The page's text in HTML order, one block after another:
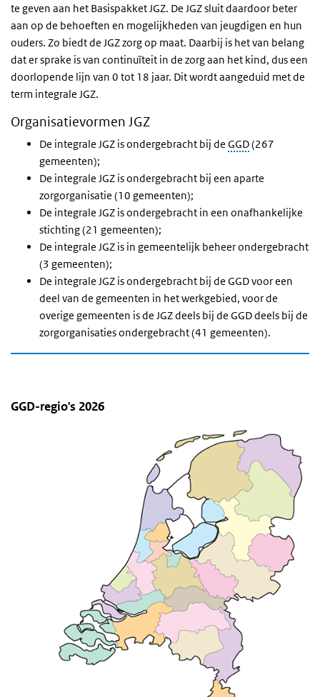
te geven aan het Basispakket JGZ. De JGZ sluit daardoor beter
aan op de behoeften en mogelijkheden van jeugdigen en hun
ouders. Zo biedt de JGZ zorg op maat. Daarbij is het van belang
dat er sprake is van continuïteit in de zorg aan het kind, dus een
doorlopende lijn van 0 tot 18 jaar. Dit wordt aangeduid met de
term integrale JGZ.
Organisatievormen JGZ
De integrale JGZ is ondergebracht bij de GGD(267
gemeenten);
De integrale JGZ is ondergebracht bij een aparte
zorgorganisatie (10 gemeenten);
De integrale JGZ is ondergebracht in een onafhankelijke
stichting (21 gemeenten);
De integrale JGZ is in gemeentelijk beheer ondergebracht
(3 gemeenten);
De integrale JGZ is ondergebracht bij de GGD voor een
deel van de gemeenten in het werkgebied, voor de
overige gemeenten is de JGZ deels bij de GGD deels bij de
zorgorganisaties ondergebracht (41 gemeenten).
GGD-regio's 2026